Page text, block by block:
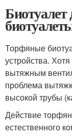
Торфяные
устройства.
вытяжным
проблема
высокой трубы
Действие
естественного